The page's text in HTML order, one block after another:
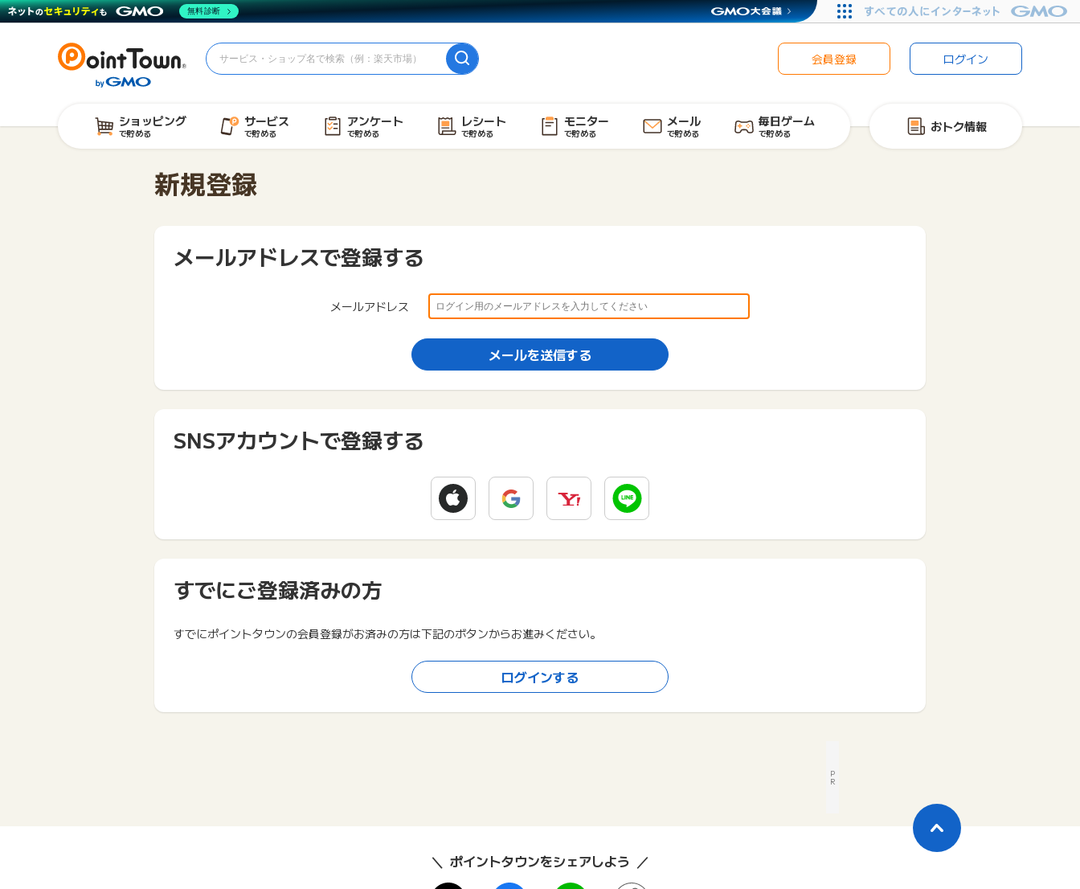
会員登録 ログイン
ショッピング
で貯める
サービス
で貯める
アンケート
で貯める
レシート
で貯める
モニター
で貯める
メール
で貯める
毎日ゲーム
で貯める おトク情報
新規登録
メールアドレスで登録する
メールアドレス
メールを送信する
SNSアカウントで登録する
すでにご登録済みの方
すでにポイントタウンの会員登録がお済みの方は下記のボタンからお進みください。
ログインする
P
R
ポイントタウンをシェアしよう
無料診断